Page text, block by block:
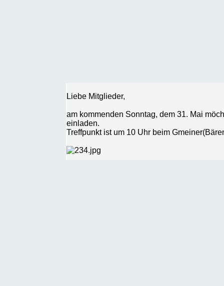
Liebe Mitglieder,
am kommenden Sonntag, dem 31. Mai
einladen.
Treffpunkt ist um 10 Uhr beim